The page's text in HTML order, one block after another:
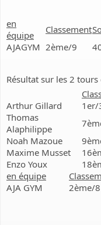
en
équipe
Classement
AJAGYM 2ème/9
Résultat sur les 2
Arthur Gillard
1er/
Thomas
Alaphilippe
Noah Mazoue
Maxime Musset
Enzo Youx
en équipe
AJA GYM
2ème/8